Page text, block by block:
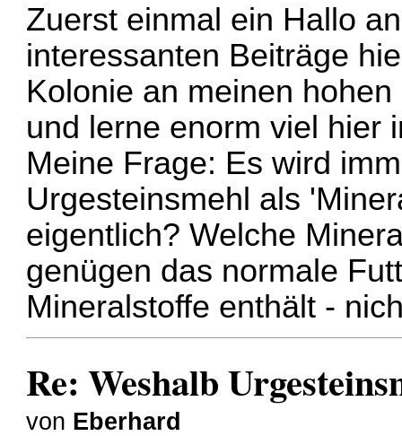
Zuerst einmal ein Hallo
interessanten Beiträge
Kolonie an meinen
und lerne enorm viel hier
Meine Frage: Es wird
Urgesteinsmehl als
eigentlich? Welche
genügen das normale
Mineralstoffe enthält -
Re: Weshalb
von Eberhard